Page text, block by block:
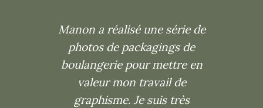
Manon a réalisé une série de
photos de packagings de
boulangerie pour mettre en
valeur mon travail de
graphisme. Je suis très